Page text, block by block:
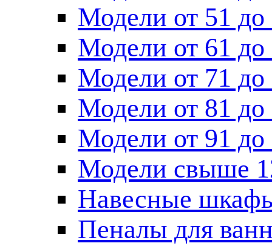
Модели от 51 до
Модели от 61 до
Модели от 71 до
Модели от 81 до
Модели от 91 до
Модели свыше
Навесные
Пеналы для